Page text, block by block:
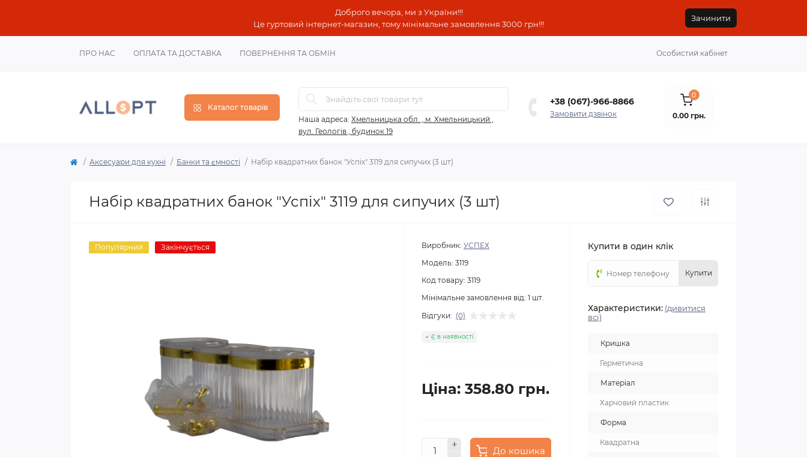
Доброго вечора, ми з України!!!
Це гуртовий інтернет-магазин, тому мінімальне замовлення 3000 грн!!!
Зачинити
ПРО НАС ОПЛАТА ТА ДОСТАВКА ПОВЕРНЕННЯ ТА ОБМІН Особистий кабінет
Каталог товарів
Наша адреса: Хмельницька обл. , м. Хмельницький ,
вул. Геологів , будинок 19
+38 (067)-966-8866
Замовити дзвінок
0
0.00 грн.
Аксесуари для кухні Банки та ємності Набір квадратних банок "Успіх" 3119 для сипучих (3 шт)
Набір квадратних банок "Успіх" 3119 для сипучих (3 шт)
Популярний Закінчується Виробник: УСПЕХ
Модель: 3119
Код товару: 3119
Мінімальне замовлення від: 1 шт.
Відгуки: (0)
Є в наявності
Ціна: 358.80 грн.
До кошика
Купити в один клік
Купити
Характеристики: (дивитися
всі)
Кришка
Герметична
Матеріал
Харчовий пластик
Форма
Квадратна